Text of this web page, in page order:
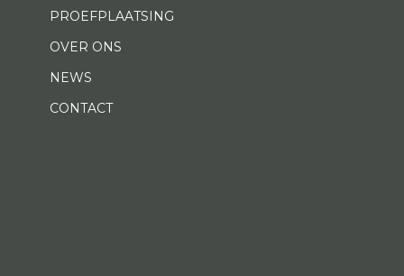
PROEFPLAATSING
OVER ONS
NEWS
CONTACT